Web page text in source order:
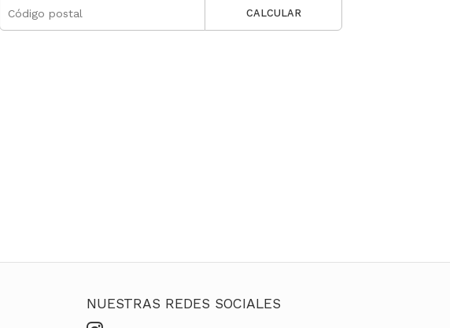
CALCULAR
NUESTRAS REDES SOCIALES